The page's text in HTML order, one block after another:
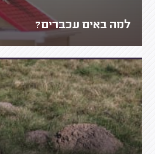
למה באים עכברים?